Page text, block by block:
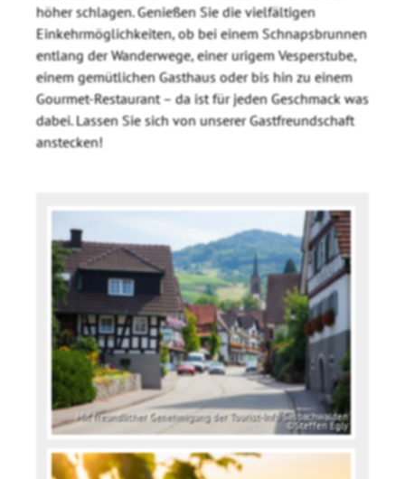
höher schlagen. Genießen Sie die vielfältigen
Einkehrmöglichkeiten, ob bei einem Schnapsbrunnen
entlang der Wanderwege, einer urigem Vesperstube,
einem gemütlichen Gasthaus oder bis hin zu einem
Gourmet-Restaurant – da ist für jeden Geschmack was
dabei. Lassen Sie sich von unserer Gastfreundschaft
anstecken!
Mit freundlicher Genehmigung der Tourist-Info Sasbachwalden
©Steffen Egly